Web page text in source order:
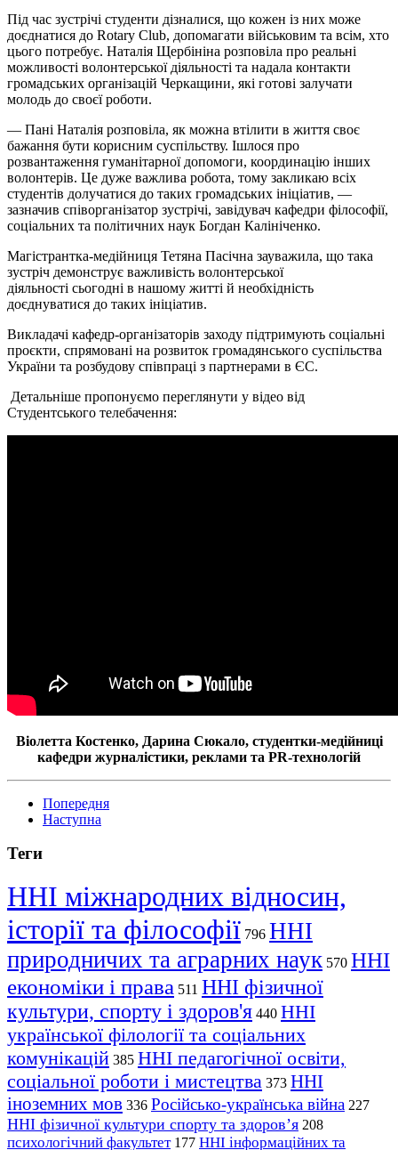
Під час зустрічі студенти дізналися, що кожен із них може
доєднатися до Rotary Club, допомагати військовим та всім, хто
цього потребує. Наталія Щербініна розповіла про реальні
можливості волонтерської діяльності та надала контакти
громадських організацій Черкащини, які готові залучати
молодь до своєї роботи.
— Пані Наталія розповіла, як можна втілити в життя своє
бажання бути корисним суспільству. Ішлося про
розвантаження гуманітарної допомоги, координацію інших
волонтерів. Це дуже важлива робота, тому закликаю всіх
студентів долучатися до таких громадських ініціатив, —
зазначив співорганізатор зустрічі, завідувач кафедри філософії,
соціальних та політичних наук Богдан Калініченко.
Магістрантка-медійниця Тетяна Пасічна зауважила, що така
зустріч демонструє важливість волонтерської
діяльності сьогодні в нашому житті й необхідність
доєднуватися до таких ініціатив.
Викладачі кафедр-організаторів заходу підтримують соціальні
проєкти, спрямовані на розвиток громадянського суспільства
України та розбудову співпраці з партнерами в ЄС.
Детальніше пропонуємо переглянути у відео від
Студентського телебачення:
Віолетта Костенко, Дарина Сюкало, студентки-медійниці
кафедри журналістики, реклами та PR-технологій
Попередня
Наступна
Теги
ННІ міжнародних відносин,
історії та філософії 796 ННІ
природничих та аграрних наук 570 ННІ
економіки і права 511 ННІ фізичної
культури, спорту і здоров'я 440 ННІ
української філології та соціальних
комунікацій 385 ННІ педагогічної освіти,
соціальної роботи і мистецтва 373 ННІ
іноземних мов 336 Російсько-українська війна 227
ННІ фізичної культури спорту та здоров’я 208
психологічний факультет 177 ННІ інформаційних та